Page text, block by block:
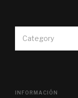
Category
INFORMACIÓN